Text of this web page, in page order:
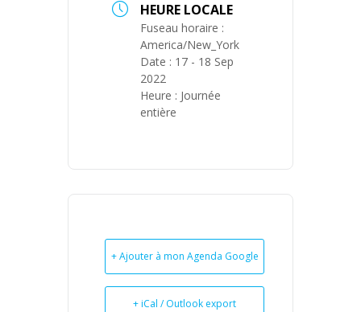
HEURE LOCALE
Fuseau horaire :
America/New_York
Date : 17 - 18 Sep
2022
Heure : Journée
entière
+ Ajouter à mon Agenda Google
+ iCal / Outlook export